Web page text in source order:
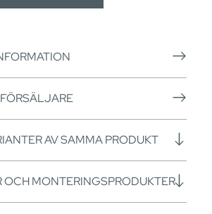
AV SAMMA PRODUKT
MONTERINGSPRODUKTER